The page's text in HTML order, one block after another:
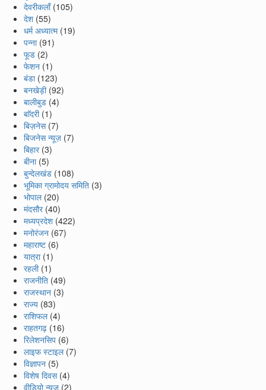
देवरीकलाँ(105)
देश (55)
धर्म अध्यात्म(19)
पन्ना(91)
फूड (2)
फेशन (1)
बंडा(123)
बनखेड़ी(92)
बालीबुड (4)
बाॅदरी(1)
बिज़नेस(7)
बिजनेस न्यूज़ (7)
बिहार(3)
बीना(5)
बुन्देलखंड (108)
भूमिका ग्रामोदय समिति (3)
भोपाल(20)
मंदसौर(40)
मध्यप्रदेश (422)
मनोरंजन (67)
महाराष्ट (6)
यात्रा(1)
रहली(1)
राजनीति (49)
राजस्थान (3)
राज्य (83)
राशिफल(4)
राहतगढ़ (16)
रिलेशनसिप (6)
लाइफ स्टाइल(7)
विज्ञापन (5)
विशेष दिवस(4)
वीडियो न्यूज (2)